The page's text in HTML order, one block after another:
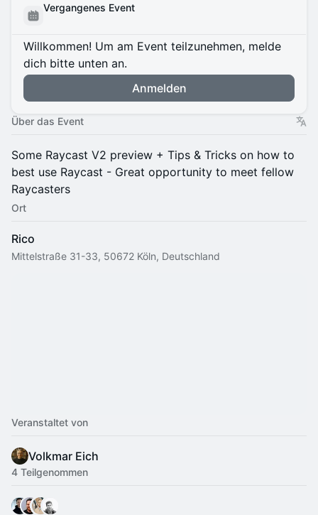
Vergangenes Event
Willkommen! Um am Event teilzunehmen, melde
dich bitte unten an.
Anmelden
Über das Event
Some Raycast V2 preview + Tips & Tricks on how to
best use Raycast - Great opportunity to meet fellow
Raycasters
Ort
Rico
Mittelstraße 31-33, 50672 Köln, Deutschland
Veranstaltet von
Volkmar Eich
4 Teilgenommen